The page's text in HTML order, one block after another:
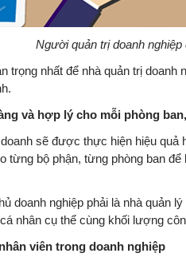
Người quản trị doanh
trọng nhất để nhà quản trị
và hợp lý cho mỗi phòng
sẽ được thực hiện hiệu
từng bộ phận, từng phòng ban
doanh nghiệp phải là nhà quản
nhân cụ thể cùng khối lượng
viên trong doanh nghiệp